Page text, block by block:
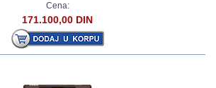
Cena:
171.100,00 DIN